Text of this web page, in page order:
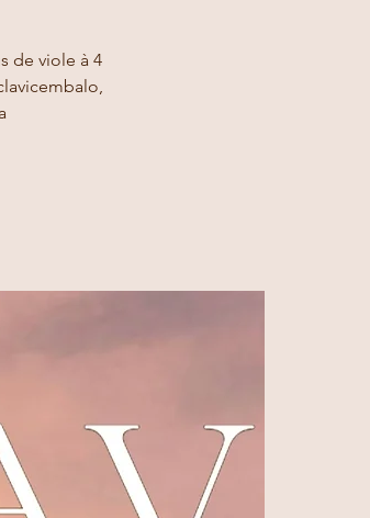
de viole à 4